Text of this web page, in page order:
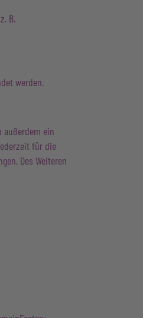
B.
werden.
außerdem ein
für die
Des Weiteren